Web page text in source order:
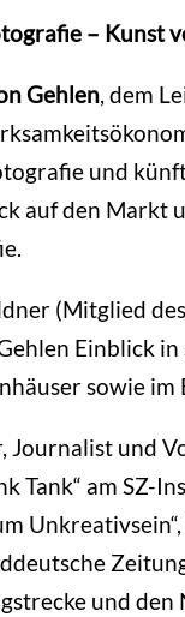
– Kunst
Gehlen, dem
und
auf den Markt
(Mitglied
Einblick
sowie im
Journalist und
Tank“ am SZ-
und